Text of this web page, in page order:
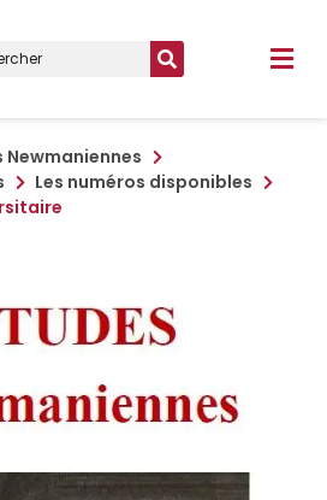
Newmaniennes
Les numéros disponibles